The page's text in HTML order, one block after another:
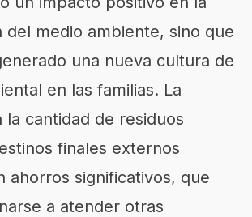
del medio ambiente, sino que
una nueva cultura de
en las familias. La
la cantidad de residuos
finales externos
ahorros significativos, que
a atender otras